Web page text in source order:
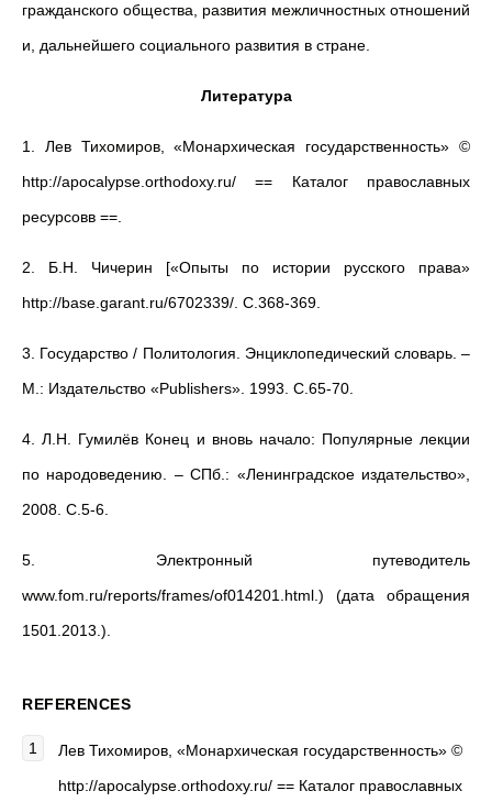
гражданского общества, развития межличностных отношений
и, дальнейшего социального развития в стране.
Литература
1. Лев Тихомиров, «Монархическая государственность» ©
http://apocalypse.orthodoxy.ru/ == Каталог православных
ресурсовв ==.
2. Б.Н. Чичерин [«Опыты по истории русского права»
http://base.garant.ru/6702339/. С.368-369.
3. Государство / Политология. Энциклопедический словарь. –
М.: Издательство «Publishers». 1993. С.65-70.
4. Л.Н. Гумилёв Конец и вновь начало: Популярные лекции
по народоведению. – СПб.: «Ленинградское издательство»,
2008. С.5-6.
5. Электронный путеводитель
www.fom.ru/reports/frames/of014201.html.) (дата обращения
1501.2013.).
REFERENCES
Лев Тихомиров, «Монархическая государственность» ©
http://apocalypse.orthodoxy.ru/ == Каталог православных